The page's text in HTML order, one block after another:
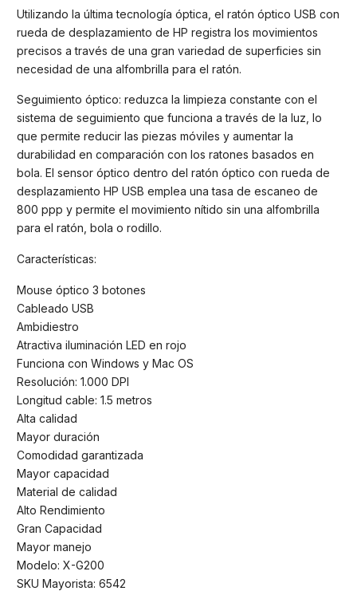
Utilizando la última tecnología óptica, el ratón óptico USB con
rueda de desplazamiento de HP registra los movimientos
precisos a través de una gran variedad de superficies sin
necesidad de una alfombrilla para el ratón.
Seguimiento óptico: reduzca la limpieza constante con el
sistema de seguimiento que funciona a través de la luz, lo
que permite reducir las piezas móviles y aumentar la
durabilidad en comparación con los ratones basados en
bola. El sensor óptico dentro del ratón óptico con rueda de
desplazamiento HP USB emplea una tasa de escaneo de
800 ppp y permite el movimiento nítido sin una alfombrilla
para el ratón, bola o rodillo.
Características:
Mouse óptico 3 botones
Cableado USB
Ambidiestro
Atractiva iluminación LED en rojo
Funciona con Windows y Mac OS
Resolución: 1.000 DPI
Longitud cable: 1.5 metros
Alta calidad
Mayor duración
Comodidad garantizada
Mayor capacidad
Material de calidad
Alto Rendimiento
Gran Capacidad
Mayor manejo
Modelo: X-G200
SKU Mayorista: 6542